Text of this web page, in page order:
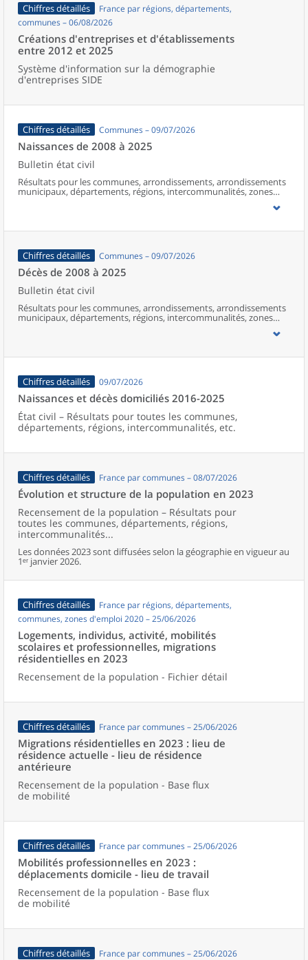
Chiffres détaillés
France par régions, départements,
communes – 06/08/2026
Créations d'entreprises et d'établissements
entre 2012 et 2025
Système d'information sur la démographie
d'entreprises SIDE
Chiffres détaillés Communes – 09/07/2026
Naissances de 2008 à 2025
Bulletin état civil
Résultats pour les communes, arrondissements, arrondissements
municipaux, départements, régions, intercommunalités, zones
d’emploi, bassins de vie, unités urbaines et aires d’attraction des
Chiffres détaillés Communes – 09/07/2026
Décès de 2008 à 2025
Bulletin état civil
Résultats pour les communes, arrondissements, arrondissements
municipaux, départements, régions, intercommunalités, zones
d’emploi, bassins de vie, unités urbaines et aires d’attraction des
Chiffres détaillés 09/07/2026
Naissances et décès domiciliés 2016-2025
État civil – Résultats pour toutes les communes,
départements, régions, intercommunalités, etc.
Chiffres détaillés France par communes – 08/07/2026
Évolution et structure de la population en 2023
Recensement de la population – Résultats pour
toutes les communes, départements, régions,
intercommunalités...
Les données 2023 sont diffusées selon la géographie en vigueur au
1ᵉʳ janvier 2026.
Chiffres détaillés
France par régions, départements,
communes, zones d'emploi 2020 – 25/06/2026
Logements, individus, activité, mobilités
scolaires et professionnelles, migrations
résidentielles en 2023
Recensement de la population - Fichier détail
Chiffres détaillés France par communes – 25/06/2026
Migrations résidentielles en 2023 : lieu de
résidence actuelle - lieu de résidence
antérieure
Recensement de la population - Base flux
de mobilité
Chiffres détaillés France par communes – 25/06/2026
Mobilités professionnelles en 2023 :
déplacements domicile - lieu de travail
Recensement de la population - Base flux
de mobilité
Chiffres détaillés France par communes – 25/06/2026